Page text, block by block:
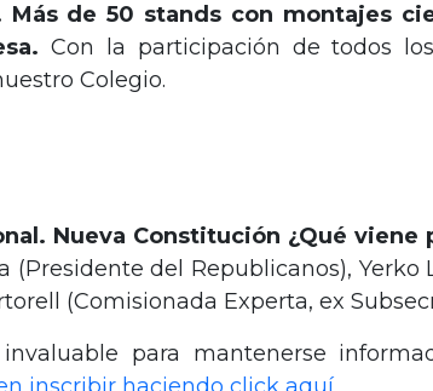
Más de 50 stands con montajes
Con la participación de todos
Colegio.
Nueva Constitución ¿Qué viene
del Republicanos),
(Comisionada Experta, ex
para mantenerse